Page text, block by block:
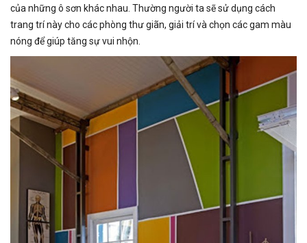
của những ô sơn khác nhau. Thường người ta sẽ sử dụng cách
trang trí này cho các phòng thư giãn, giải trí và chọn các gam màu
nóng để giúp tăng sự vui nhộn.